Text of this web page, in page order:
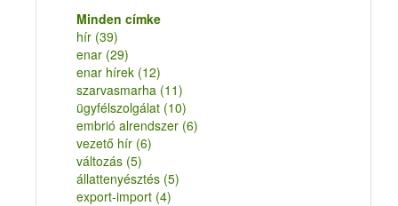
Minden címke
hír (39)
enar (29)
enar hírek (12)
szarvasmarha (11)
ügyfélszolgálat (10)
embrió alrendszer (6)
vezető hír (6)
változás (5)
állattenyésztés (5)
export-import (4)